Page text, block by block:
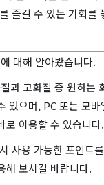
즐길 수 있는 기회를
에 대해 알아봤습니다.
과 고화질 중 원하는
있으며, PC 또는 모
로 이용할 수 있습니다.
사용 가능한 포인트
해 보시길 바랍니다.